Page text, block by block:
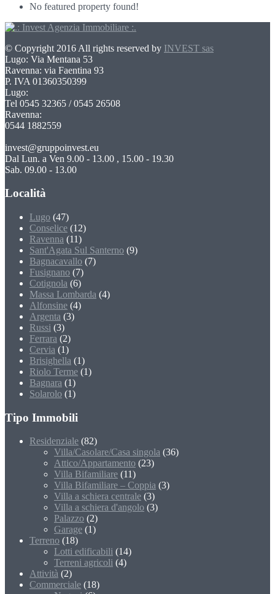
No featured property found!
© Copyright 2016 All rights reserved by INVEST sas
Lugo: Via Mentana 53
Ravenna: via Faentina 93
P. IVA 01360350399
Lugo:
Tel 0545 32365 / 0545 26508
Ravenna:
0544 1882559
invest@gruppoinvest.eu
Dal Lun. a Ven 9.00 - 13.00 , 15.00 - 19.30
Sab. 09.00 - 13.00
Località
Lugo (47)
Conselice (12)
Ravenna (11)
Sant'Agata Sul Santerno (9)
Bagnacavallo (7)
Fusignano (7)
Cotignola (6)
Massa Lombarda (4)
Alfonsine (4)
Argenta (3)
Russi (3)
Ferrara (2)
Cervia (1)
Brisighella (1)
Riolo Terme (1)
Bagnara (1)
Solarolo (1)
Tipo Immobili
Residenziale (82)
Villa/Casolare/Casa singola (36)
Attico/Appartamento (23)
Villa Bifamiliare (11)
Villa Bifamiliare – Coppia (3)
Villa a schiera centrale (3)
Villa a schiera d'angolo (3)
Palazzo (2)
Garage (1)
Terreno (18)
Lotti edificabili (14)
Terreni agricoli (4)
Attività (2)
Commerciale (18)